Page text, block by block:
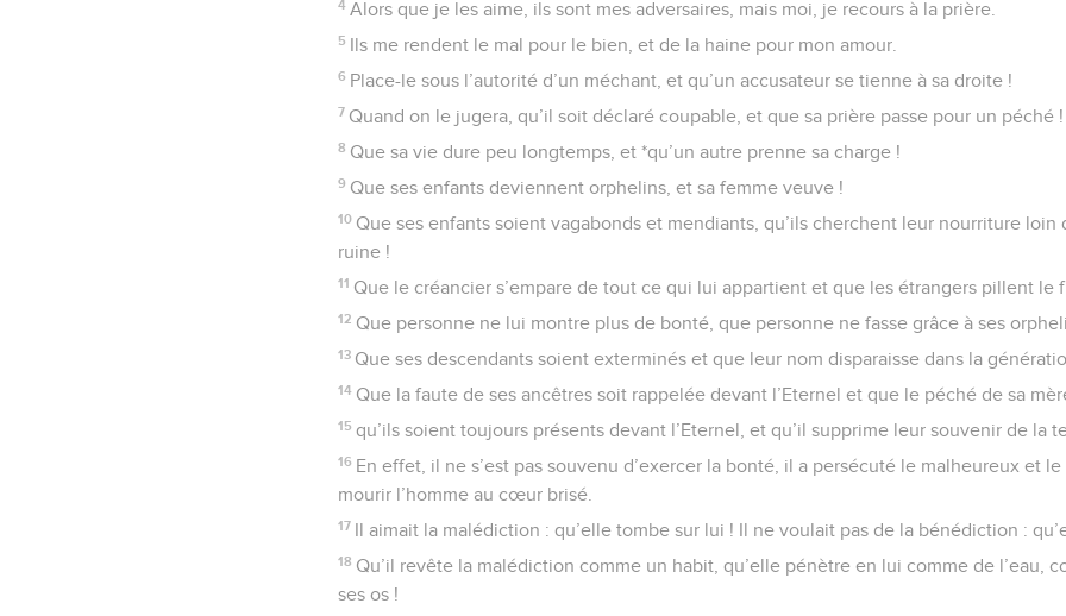
4 Alors que je les aime, ils sont mes adversaires, mais moi, je recours à la prière.
5 Ils me rendent le mal pour le bien, et de la haine pour mon amour.
6 Place-le sous l’autorité d’un méchant, et qu’un accusateur se tienne à sa droite !
7 Quand on le jugera, qu’il soit déclaré coupable, et que sa prière passe pour un péché !
8 Que sa vie dure peu longtemps, et *qu’un autre prenne sa charge !
9 Que ses enfants deviennent orphelins, et sa femme veuve !
10 Que ses enfants soient vagabonds et mendiants, qu’ils cherchent leur nourriture loin
ruine !
11 Que le créancier s’empare de tout ce qui lui appartient et que les étrangers pillent le
12 Que personne ne lui montre plus de bonté, que personne ne fasse grâce à ses
13 Que ses descendants soient exterminés et que leur nom disparaisse dans la
14 Que la faute de ses ancêtres soit rappelée devant l’Eternel et que le péché de sa
15 qu’ils soient toujours présents devant l’Eternel, et qu’il supprime leur souvenir de la
16 En effet, il ne s’est pas souvenu d’exercer la bonté, il a persécuté le malheureux et le
mourir l’homme au cœur brisé.
17 Il aimait la malédiction : qu’elle tombe sur lui ! Il ne voulait pas de la bénédiction :
18 Qu’il revête la malédiction comme un habit, qu’elle pénètre en lui comme de l’eau,
ses os !